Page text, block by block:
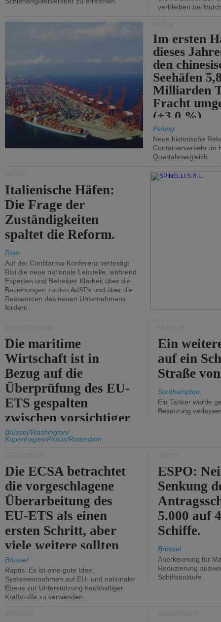
verbleiben bei
Im ersten
dieses
den
Seehäfen
Milliarden
Fracht
(+3,0 %).
Peking
Neue historische
Containerverkehr im
Quartalsvergleich
Italienische Häfen:
Die Frage der
Zuständigkeiten
spaltet die Reform.
Rom
Auf der Confitarma-Konferenz verteidigt
Rixi die neue nationale Leitstelle, während
Experten und Betreiber Klarheit über die
Beziehungen zu den AdSPs und über die
Ressourcen des neuen Unternehmens
fordern.
Die maritime
Wirtschaft ist in
Bezug auf die
Überprüfung des EU-
ETS gespalten
zwischen vorsichtiger
Unterstützung und
Kritik.
Brüssel/Washington/
Kopenhagen/Piräus/Rotterdam
Ein
auf ein
Straße
Southampton
Ein Tanker wurde
Besatzung
Die ECSA betrachtet
die vorgeschlagene
Überarbeitung des
EU-ETS als einen
ersten Schritt, aber
viele weitere sollten
folgen.
Brüssel
Raptis: Es ist eine gute Idee,
Systemeinnahmen auf EU- und nationaler
Ebene zur Unterstützung nachhaltiger
Kraftstoffe zu verwenden.
ESPO:
Senkung
5.000 auf
Schiffe.
Brüssel
Anerkennung für
Reduzierung
Schiffsanläufe